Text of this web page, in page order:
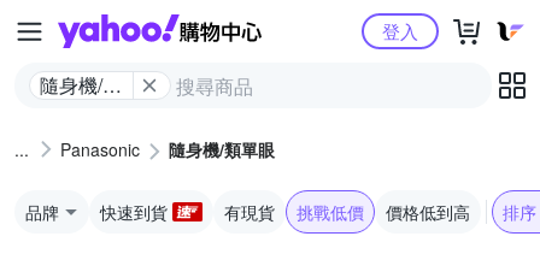
Yahoo購物中心
隨身機/類
登入
Panasonic 隨身機/類單眼
品牌 快速到貨 有現貨 挑戰低價 價格低到高 排序